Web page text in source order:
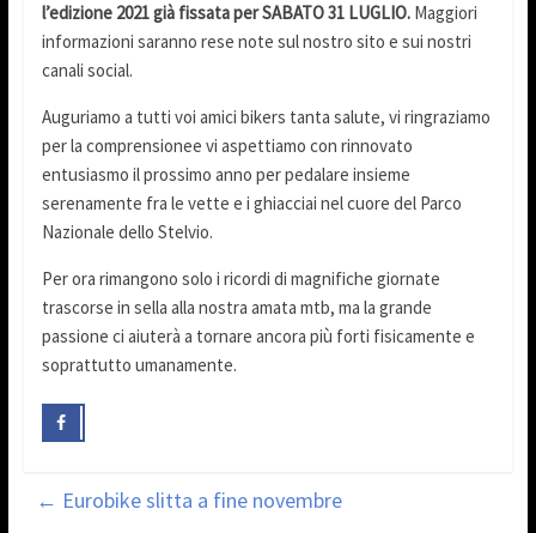
l’edizione 2021 già fissata per SABATO 31 LUGLIO. Maggiori
informazioni saranno rese note sul nostro sito e sui nostri
canali social.
Auguriamo a tutti voi amici bikers tanta salute, vi ringraziamo
per la comprensionee vi aspettiamo con rinnovato
entusiasmo il prossimo anno per pedalare insieme
serenamente fra le vette e i ghiacciai nel cuore del Parco
Nazionale dello Stelvio.
Per ora rimangono solo i ricordi di magnifiche giornate
trascorse in sella alla nostra amata mtb, ma la grande
passione ci aiuterà a tornare ancora più forti fisicamente e
soprattutto umanamente.
← Eurobike slitta a fine novembre